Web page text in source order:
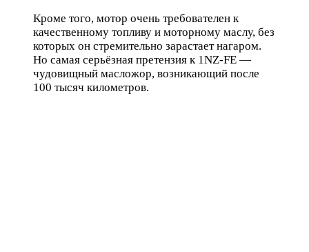
Кроме того, мотор очень требователен к
качественному топливу и моторному маслу, без
которых он стремительно зарастает нагаром.
Но самая серьёзная претензия к 1NZ-FE —
чудовищный масложор, возникающий после
100 тысяч километров.